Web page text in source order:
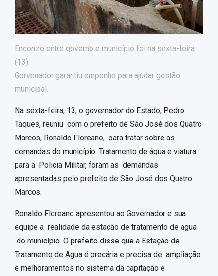
Encontro entre governo e município foi na sexta-feira
(13).
Gorvenador garantiu empenho para ajudar gestão
municipal.
Na sexta-feira, 13, o governador do Estado, Pedro
Taques, reuniu com o prefeito de São José dos Quatro
Marcos, Ronaldo Floreano, para tratar sobre as
demandas do município. Tratamento de água e viatura
para a Policia Militar, foram as demandas
apresentadas pelo prefeito de São José dos Quatro
Marcos.
Ronaldo Floreano apresentou ao Governador e sua
equipe a realidade da estação de tratamento de agua
do município. O prefeito disse que a Estação de
Tratamento de Agua é precária e precisa de ampliação
e melhoramentos no sistema da capitação e